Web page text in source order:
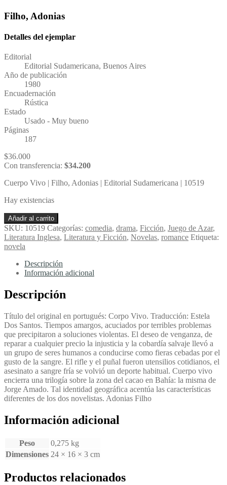
Filho, Adonias
Detalles del ejemplar
Editorial
Editorial Sudamericana, Buenos Aires
Año de publicación
1980
Encuadernación
Rústica
Estado
Usado - Muy bueno
Páginas
187
$36.000
Con transferencia: $34.200
Cuerpo Vivo | Filho, Adonias | Editorial Sudamericana | 10519
Hay existencias
Cuerpo
Vivo
-
Filho,
cantidad
Añadir al carrito
SKU: 10519 Categorías: comedia, drama, Ficción, Juego de Azar,
Literatura Inglesa, Literatura y Ficción, Novelas, romance Etiqueta:
novela
Descripción
Información adicional
Descripción
Título del original en portugués: Corpo Vivo. Traducción: Estela
Dos Santos. Tiempos amargos, acuciados por terribles problemas
que precipitaron a soluciones violentas. El deseo de venganza, de
reparar a cualquier precio la injusticia y la cobardía salvaje llevó a
un grupo de seres humanos a conducirse como fieras cebadas por el
gusto de la sangre. El rifle y el puñal fueron utensilios cotidianos, el
asesinato a sangre fría se volvió un deporte habitual. Cuerpo vivo
encierra una trilogía sobre la zona del cacao en Bahía: la misma de
Jorge Amado. Tal identidad geográfica acentúa las características
diferentes de los dos novelistas. Adonias Filho
Información adicional
Peso
0,275 kg
Dimensiones 24 × 16 × 3 cm
Productos relacionados